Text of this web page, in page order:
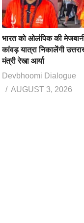
भारत को ओलंपिक की
कांवड़ यात्रा निकालेंगी
मंत्री रेखा आर्या
Devbhoomi Dialogue
AUGUST 3, 2026